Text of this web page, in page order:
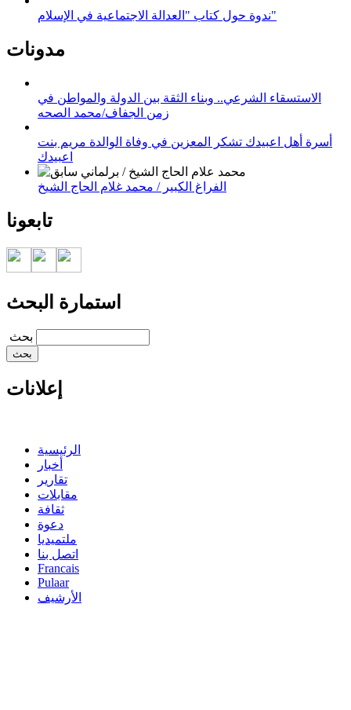
ندوة حول كتاب "العدالة الاجتماعية في الإسلام"
مدونات
الاستسقاء الشرعي.. وبناء الثقة بين الدولة والمواطن في
زمن الجفاف/محمد الصحه
أسرة أهل اعبيدك تشكر المعزين في وفاة الوالدة مريم بنت
اعبيدك
الفراغ الكبير / محمد غلام الحاج الشيخ
تابعونا
استمارة البحث
‏بحث ‏
إعلانات
الرئيسية
أخبار
تقارير
مقابلات
ثقافة
دعوة
ملتميديا
اتصل بنا
Francais
Pulaar
الأرشيف